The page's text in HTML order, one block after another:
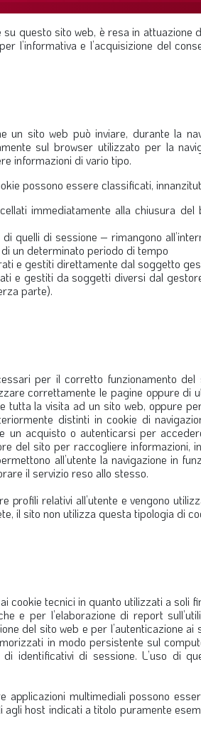
questo sito web, è resa in
l’informativa e l’acquisizione del
sito web può inviare, durante la
sul browser utilizzato per la
informazioni di vario tipo.
possono essere classificati,
immediatamente alla chiusura
quelli di sessione – rimangono
un determinato periodo di tempo
e gestiti direttamente dal soggetto
e gestiti da soggetti diversi dal
parte).
per il corretto funzionamento
correttamente le pagine oppure di
tutta la visita ad un sito web, oppure
distinti in cookie di
un acquisto o autenticarsi per
del sito per raccogliere
all’utente la navigazione in
il servizio reso allo stesso.
profili relativi all’utente e vengono
il sito non utilizza questa tipologia di
cookie tecnici in quanto utilizzati a
e per l’elaborazione di report
del sito web e per l’autenticazione
in modo persistente sul
identificativi di sessione. L’uso di
applicazioni multimediali possono
host indicati a titolo puramente